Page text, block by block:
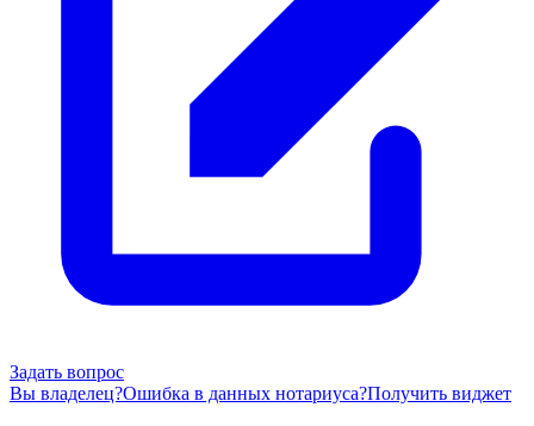
Задать вопрос
Вы владелец?Ошибка в данных нотариуса?Получить виджет